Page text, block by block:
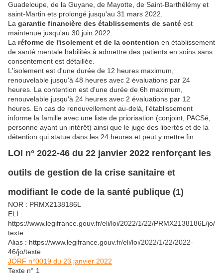
Guadeloupe, de la Guyane, de Mayotte, de Saint-Barthélémy et
saint-Martin ets prolongé jusqu'au 31 mars 2022.
La garantie financière des établissements de santé est
maintenue jusqu'au 30 juin 2022.
La réforme de l'isolement et de la contention en établissement
de santé mentale habilités à admettre des patients en soins sans
consentement est détaillée.
L'isolement est d'une durée de 12 heures maximum,
renouvelable jusqu'à 48 heures avec 2 évaluations par 24
heures. La contention est d'une durée de 6h maximum,
renouvelable jusqu'à 24 heures avec 2 évaluations par 12
heures. En cas de renouvellement au-delà, l'établissement
informe la famille avec une liste de priorisation (conjoint, PACSé,
personne ayant un intérêt) ainsi que le juge des libertés et de la
détention qui statue dans les 24 heures et peut y mettre fin.
LOI n° 2022-46 du 22 janvier 2022 renforçant les
outils de gestion de la crise sanitaire et
modifiant le code de la santé publique (1)
NOR : PRMX2138186L
ELI :
https://www.legifrance.gouv.fr/eli/loi/2022/1/22/PRMX2138186L/jo/
texte
Alias : https://www.legifrance.gouv.fr/eli/loi/2022/1/22/2022-
46/jo/texte
JORF n°0019 du 23 janvier 2022
Texte n° 1